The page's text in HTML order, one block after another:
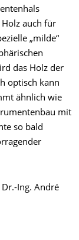
auch für
„milde“
das Holz der
optisch kann
ähnlich wie
mit
so bald
Dr.-Ing. André